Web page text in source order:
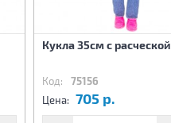
Кукла 35см с расческой
Код: 75156
Цена: 705 р.